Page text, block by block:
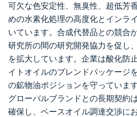
可欠な色安定性、無臭性、超低芳
めの水素化処理の高度化とインラ
いています。合成代替品との競合
研究所の間の研究開発協力を促し
を拡大しています。企業は酸化防
イトオイルのブレンドパッケージ
の鉱物油ポジションを守っていま
グローバルブランドとの長期契約
確保し、ベースオイル調達交渉に